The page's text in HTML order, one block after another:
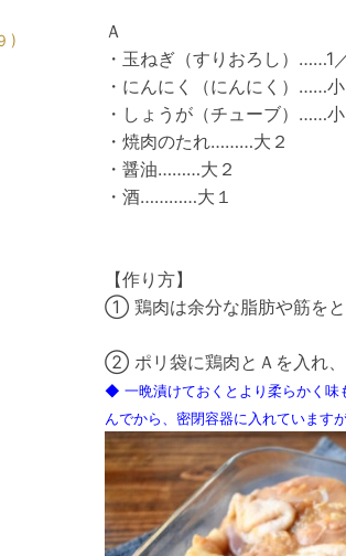
Ａ
・玉ねぎ（すりおろし）……1
・にんにく（にんにく）……小
・しょうが（チューブ）……小
・焼肉のたれ………大２
・醤油………大２
・酒…………大１
【作り方】
① 鶏肉は余分な脂肪や筋をと
② ポリ袋に鶏肉とＡを入れ、
◆ 一晩漬けておくとより柔らかく味
んでから、密閉容器に入れています
)